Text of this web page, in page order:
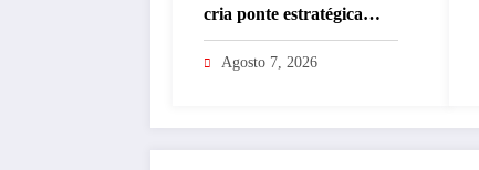
cria ponte estratégica
entre rivais no Amazonas
Agosto 7, 2026